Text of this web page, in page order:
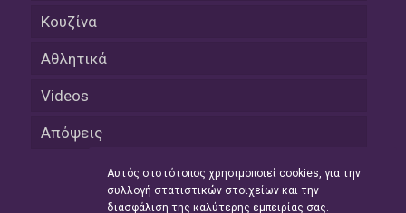
Κουζίνα
Αθλητικά
Videos
Απόψεις
Αυτός ο ιστότοπος χρησιμοποιεί cookies, για την
συλλογή στατιστικών στοιχείων και την
διασφάλιση της καλύτερης εμπειρίας σας.